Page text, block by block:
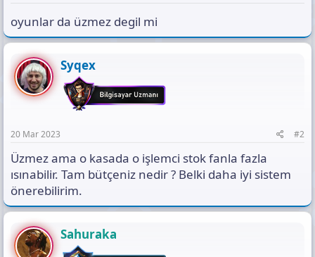
oyunlar da üzmez degil mi
Syqex
20 Mar 2023 #2
Üzmez ama o kasada o işlemci stok fanla fazla
ısınabilir. Tam bütçeniz nedir ? Belki daha iyi sistem
önerebilirim.
Sahuraka